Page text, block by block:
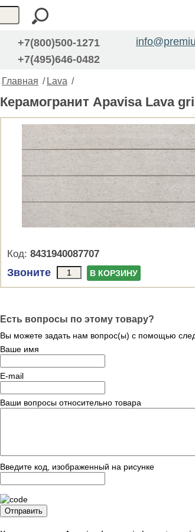
+7(800)500-1271
+7(495)646-0482
Главная / Lava /
Керамогранит Apavisa Lava
Код: 8431940087707
Звоните В КОРЗИНУ
Есть вопросы по этому товару?
Вы можете задать нам вопрос(ы) с помощью
Ваше имя
E-mail
Ваши вопросы относительно товара
Введите код, изображенный на рисунке
Отправить